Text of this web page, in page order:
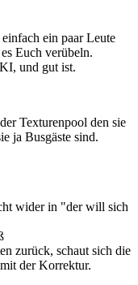
ein paar Leute
Euch verübeln.
und gut ist.
Texturenpool den sie
ja Busgäste sind.
wider in "der will sich
zurück, schaut sich die
der Korrektur.